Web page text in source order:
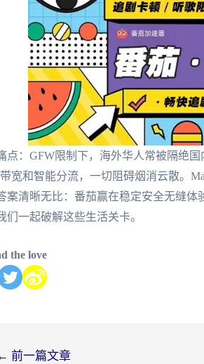
点：GFW限制下，海外华人常被隔绝
宽和智能分流，一切阻碍烟消云散。
案清晰无比：番茄赢在稳定安全无缝
们一起破解这些生活关卡。
the love
前一篇文章